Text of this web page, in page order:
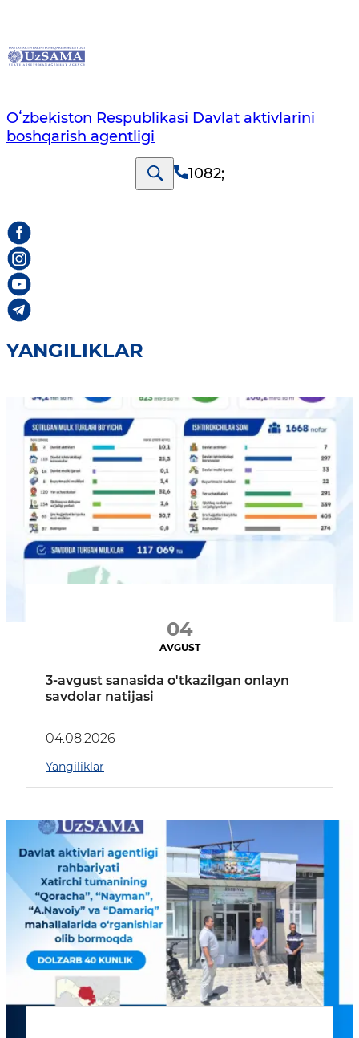
Oʻzbekiston Respublikasi Davlat aktivlarini
boshqarish agentligi
1082;
YANGILIKLAR
04
AVGUST
3-avgust sanasida o'tkazilgan onlayn
savdolar natijasi
04.08.2026
Yangiliklar